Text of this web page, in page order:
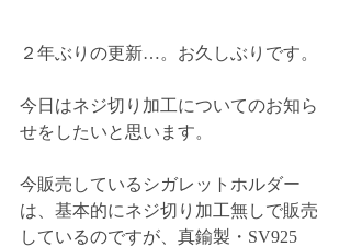
２年ぶりの更新…。お久しぶりです。
今日はネジ切り加工についてのお知ら
せをしたいと思います。
今販売しているシガレットホルダー
は、基本的にネジ切り加工無しで販売
しているのですが、真鍮製・SV925